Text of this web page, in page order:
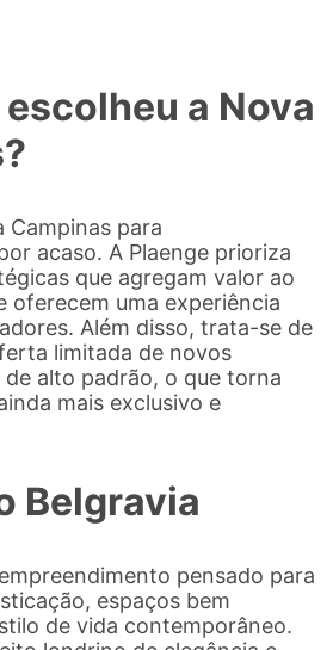
a Nova
Campinas para
acaso. A Plaenge prioriza
que agregam valor ao
oferecem uma experiência
Além disso, trata-se de
limitada de novos
alto padrão, o que torna
mais exclusivo e
Belgravia
pensado para
espaços bem
de vida contemporâneo.